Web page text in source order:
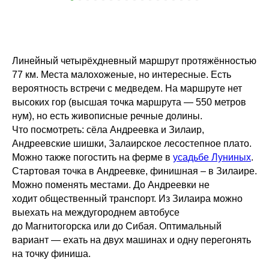
Линейный четырёхдневный маршрут протяжённостью
77 км. Места малохоженые, но интересные. Есть
вероятность встречи с медведем. На маршруте нет
высоких гор (высшая точка маршрута — 550 метров
нум), но есть живописные речные долины.
Что посмотреть: сёла Андреевка и Зилаир,
Андреевские шишки, Залаирское лесостепное плато.
Можно также погостить на ферме в усадьбе Луниных.
Стартовая точка в Андреевке, финишная – в Зилаире.
Можно поменять местами. До Андреевки не
ходит общественный транспорт. Из Зилаира можно
выехать на междугороднем автобусе
до Магнитогорска или до Сибая. Оптимальный
вариант — ехать на двух машинах и одну перегонять
на точку финиша.